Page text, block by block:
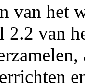
van het
2.2 van